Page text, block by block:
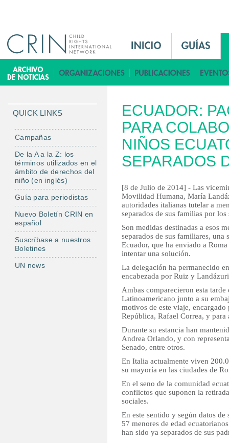
i
n
e
n
u
E
s
B
i
ECUADOR:
PARA
NIÑOS
SEPARADOS
[8 de Julio de 2014] - Las
Movilidad Humana, María
autoridades italianas tutelar a
separados de sus familias por
Son medidas destinadas a esos
separados de sus familiares,
Ecuador, que ha enviado a
intentar una solución.
La delegación ha permanecido
encabezada por Ruiz y
Ambas comparecieron esta
Latinoamericano junto a su
motivos de este viaje,
República, Rafael Correa, y
Durante su estancia han
Andrea Orlando, y con
Senado, entre otros.
En Italia actualmente viven
su mayoría en las ciudades de
En el seno de la comunidad
conflictos que suponen la
sociales.
En este sentido y según datos
57 menores de edad
han sido ya separados de sus
QUICK LINKS
Campañas
De la A a la Z: los
términos utilizados en el
ámbito de derechos del
niño (en inglés)
Guía para periodistas
Nuevo Boletín CRIN en
español
Suscríbase a nuestros
Boletines
UN news